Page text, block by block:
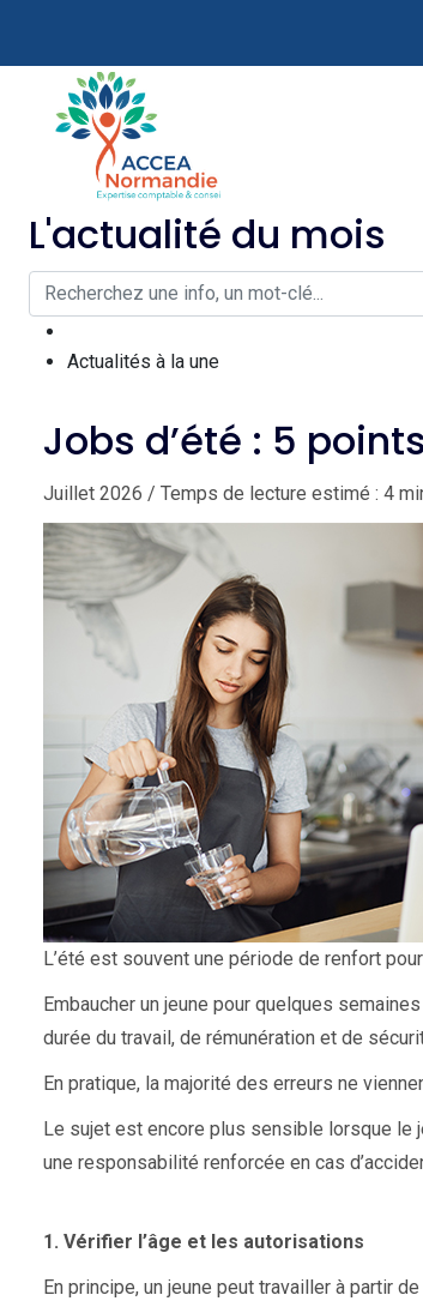
L'actualité du mois
Actualités à la une
Jobs d’été : 5
Juillet 2026 / Temps de lecture estimé : 4
L’été est souvent une période de renfort
Embaucher un jeune pour quelques
durée du travail, de rémunération et de
En pratique, la majorité des erreurs ne
Le sujet est encore plus sensible lorsque le
une responsabilité renforcée en cas
1. Vérifier l’âge et les autorisations
En principe, un jeune peut travailler à partir